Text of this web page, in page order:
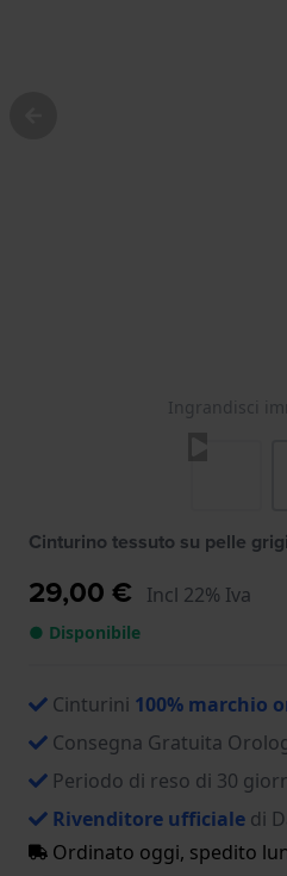
Ingrandisci
Cinturino tessuto su pelle
29,00 € Incl 22% Iva
● Disponibile
Cinturini 100% marchio
Consegna Gratuita
Periodo di reso di 30
Rivenditore ufficiale di
Ordinato oggi, spedito